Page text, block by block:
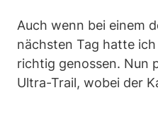
Auch wenn bei einem
nächsten Tag hatte
richtig genossen. Nun
Ultra-Trail, wobei der